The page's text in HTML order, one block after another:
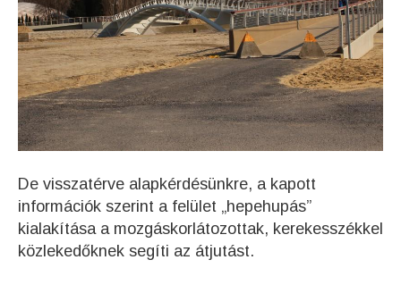
De visszatérve alapkérdésünkre, a kapott
információk szerint a felület „hepehupás”
kialakítása a mozgáskorlátozottak, kerekesszékkel
közlekedőknek segíti az átjutást.